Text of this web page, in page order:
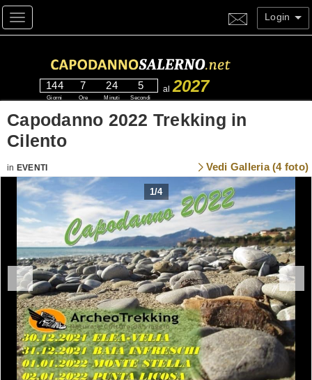
Toggle navigation Login
144
Giorni
7
Ore
24
Minuti
4
Secondi
al 2027
Capodanno 2022 Trekking in
Cilento
in EVENTI Vedi Galleria (4 foto)
1/4